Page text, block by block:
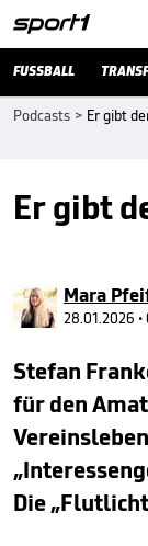
FUSSBALL
Podcasts > Er gibt
Er gibt
Mara
28.01.2026
Stefan
für den
Die